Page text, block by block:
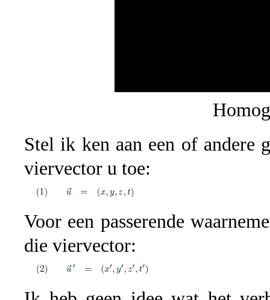
Stel ik ken aan een of andere
viervector u toe:
Voor een passerende
die viervector: